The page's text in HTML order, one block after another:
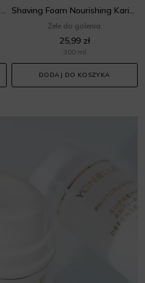
Żele do golenia
25,99 zł
300 ml
DODAJ DO KOSZYKA